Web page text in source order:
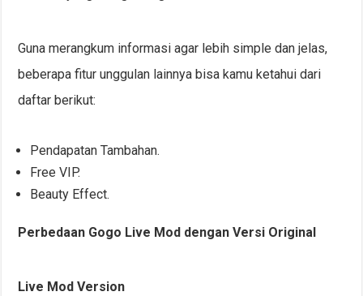
Guna merangkum informasi agar lebih simple dan jelas,
beberapa fitur unggulan lainnya bisa kamu ketahui dari
daftar berikut:
Pendapatan Tambahan.
Free VIP.
Beauty Effect.
Perbedaan Gogo Live Mod dengan Versi Original
Live Mod Version